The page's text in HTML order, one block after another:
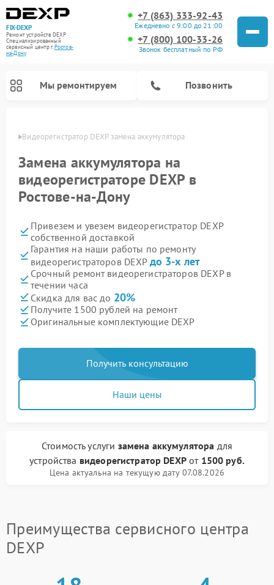
FIX-DEXP
Ремонт устройств DEXP
Специализированный
cервисный центр г.Ростов-
на-Дону
+7 (863) 333-92-43
Ежедневно с 9:00 до 21:00
+7 (800) 100-33-26
Звонок бесплатный по РФ
Мы ремонтируем Позвонить
Дону Видеорегистратор DEXP замена аккумулятора
Замена аккумулятора на
видеорегистраторе DEXP в
Ростове-на-Дону
Привезем и увезем видеорегистратор DEXP
собственной доставкой
Гарантия на наши работы по ремонту
видеорегистраторов DEXP до 3-х лет
Срочный ремонт видеорегистраторов DEXP в
течении часа
Скидка для вас до 20%
Получите 1500 рублей на ремонт
Оригинальные комплектующие DEXP
Получить консультацию
Наши цены
Стоимость услуги замена аккумулятора для
устройства видеорегистратор DEXPот 1500 руб.
Цена актуальна на текущую дату 07.08.2026
Преимущества сервисного центра
DEXP